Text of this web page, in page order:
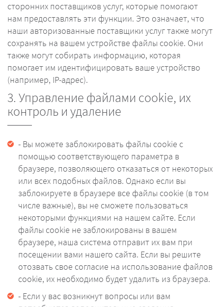
сторонних поставщиков услуг, которые помогают
нам предоставлять эти функции. Это означает, что
наши авторизованные поставщики услуг также могут
сохранять на вашем устройстве файлы cookie. Они
также могут собирать информацию, которая
помогает им идентифицировать ваше устройство
(например, IP-адрес).
3. Управление файлами cookie, их
контроль и удаление
- Вы можете заблокировать файлы cookie с
помощью соответствующего параметра в
браузере, позволяющего отказаться от некоторых
или всех подобных файлов. Однако если вы
заблокируете в браузере все файлы cookie (в том
числе важные), вы не сможете пользоваться
некоторыми функциями на нашем сайте. Если
файлы cookie не заблокированы в вашем
браузере, наша система отправит их вам при
посещении вами нашего сайта. Если вы решите
отозвать свое согласие на использование файлов
cookie, их необходимо будет удалить из браузера.
- Если у вас возникнут вопросы или вам